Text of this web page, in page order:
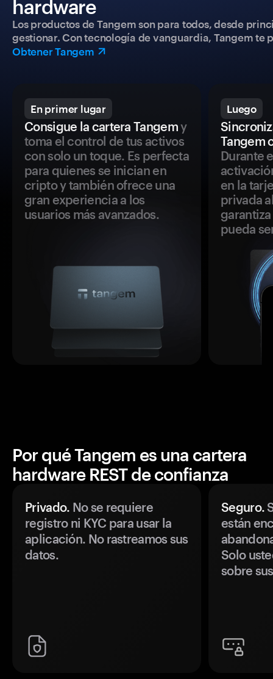
hardware
Los productos de Tangem son para todos, desde
gestionar. Con tecnología de vanguardia, Tangem
Obtener Tangem
En primer lugar
Consigue la cartera Tangemy
toma el control de tus activos
con solo un toque. Es perfecta
para quienes se inician en
cripto y también ofrece una
gran experiencia a los
usuarios más avanzados.
Luego
Tangem
Durante
en la
privada
pueda
Por qué Tangem es una cartera
hardware REST de confianza
Privado. No se requiere
registro ni KYC para usar la
aplicación. No rastreamos sus
datos.
Seguro.
están
Solo
sobre